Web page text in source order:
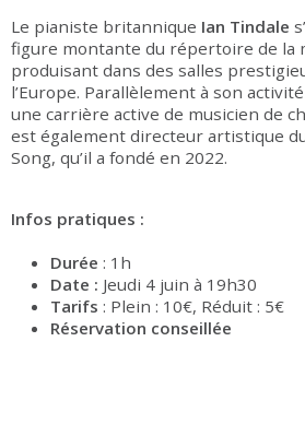
Le pianiste britannique Ian Tindale
figure montante du répertoire de la
produisant dans des salles
l’Europe. Parallèlement à son
une carrière active de musicien de
est également directeur artistique
Song, qu’il a fondé en 2022.
Infos pratiques :
Durée : 1h
Date : Jeudi 4 juin à 19h30
Tarifs : Plein : 10€, Réduit : 5€
Réservation conseillée